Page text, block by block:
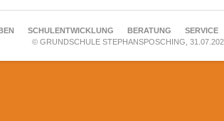
SCHULENTWICKLUNG BERATUNG
SERVICE
© GRUNDSCHULE STEPHANSPOSCHING,